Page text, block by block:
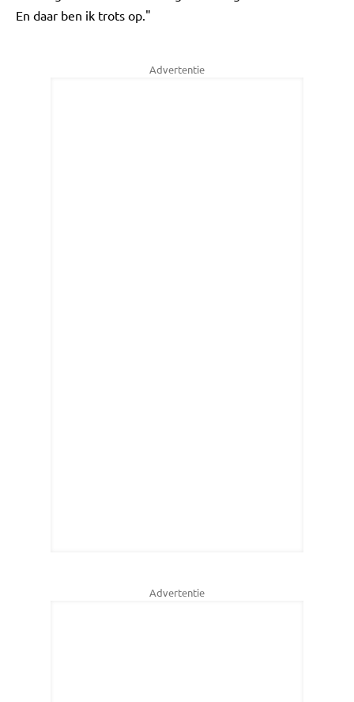
En daar ben ik trots op."
Advertentie
Advertentie